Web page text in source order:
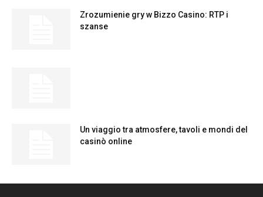
Zrozumienie gry w Bizzo Casino: RTP i
szanse
Un viaggio tra atmosfere, tavoli e mondi del
casinò online